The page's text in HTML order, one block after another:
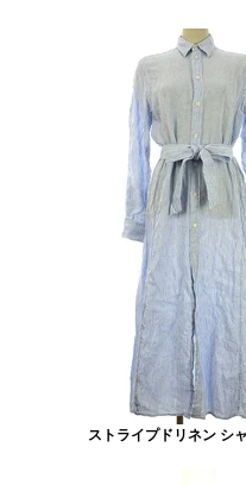
ストライプドリネン シ